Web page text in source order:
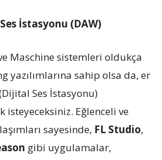
İstasyonu (DAW)
Maschine sistemleri oldukça
yazılımlarına sahip olsa da, er
Ses İstasyonu)
isteyeceksiniz. Eğlenceli ve
sayesinde, FL Studio,
gibi uygulamalar,